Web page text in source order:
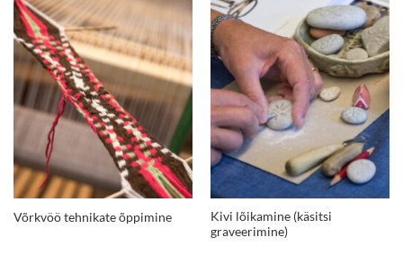
Võrkvöö tehnikate õppimine
Kivi lõikamine (käsitsi
graveerimine)